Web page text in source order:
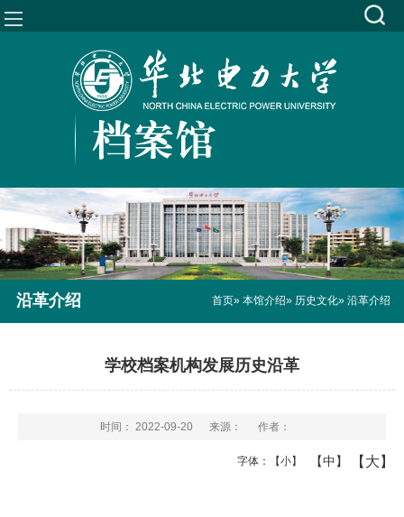
沿革介绍 首页» 本馆介绍» 历史文化» 沿革介绍
学校档案机构发展历史沿革
时间： 2022-09-20 来源： 作者：
字体： 【小】 【中】 【大】